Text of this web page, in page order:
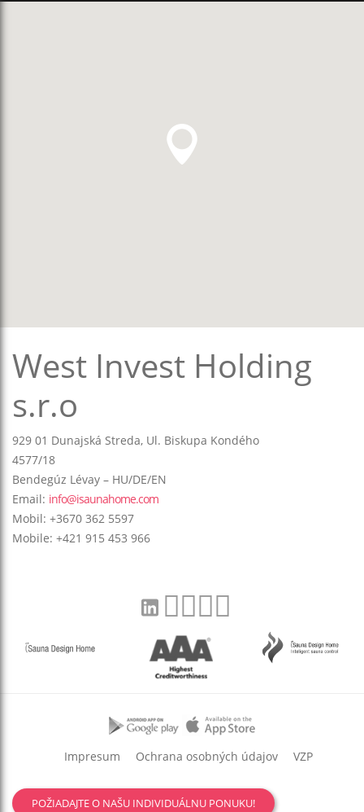
West Invest Holding
s.r.o
929 01 Dunajská Streda, Ul. Biskupa Kondého
4577/18
Bendegúz Lévay – HU/DE/EN
Email: info@isaunahome.com
Mobil: +3670 362 5597
Mobile: +421 915 453 966
Impresum Ochrana osobných údajov VZP
POŽIADAJTE O NAŠU INDIVIDUÁLNU PONUKU!